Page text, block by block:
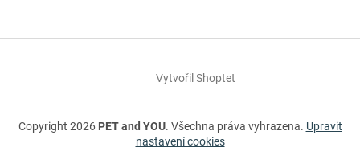
Vytvořil Shoptet
Copyright 2026 PET and YOU. Všechna práva vyhrazena. Upravit
nastavení cookies